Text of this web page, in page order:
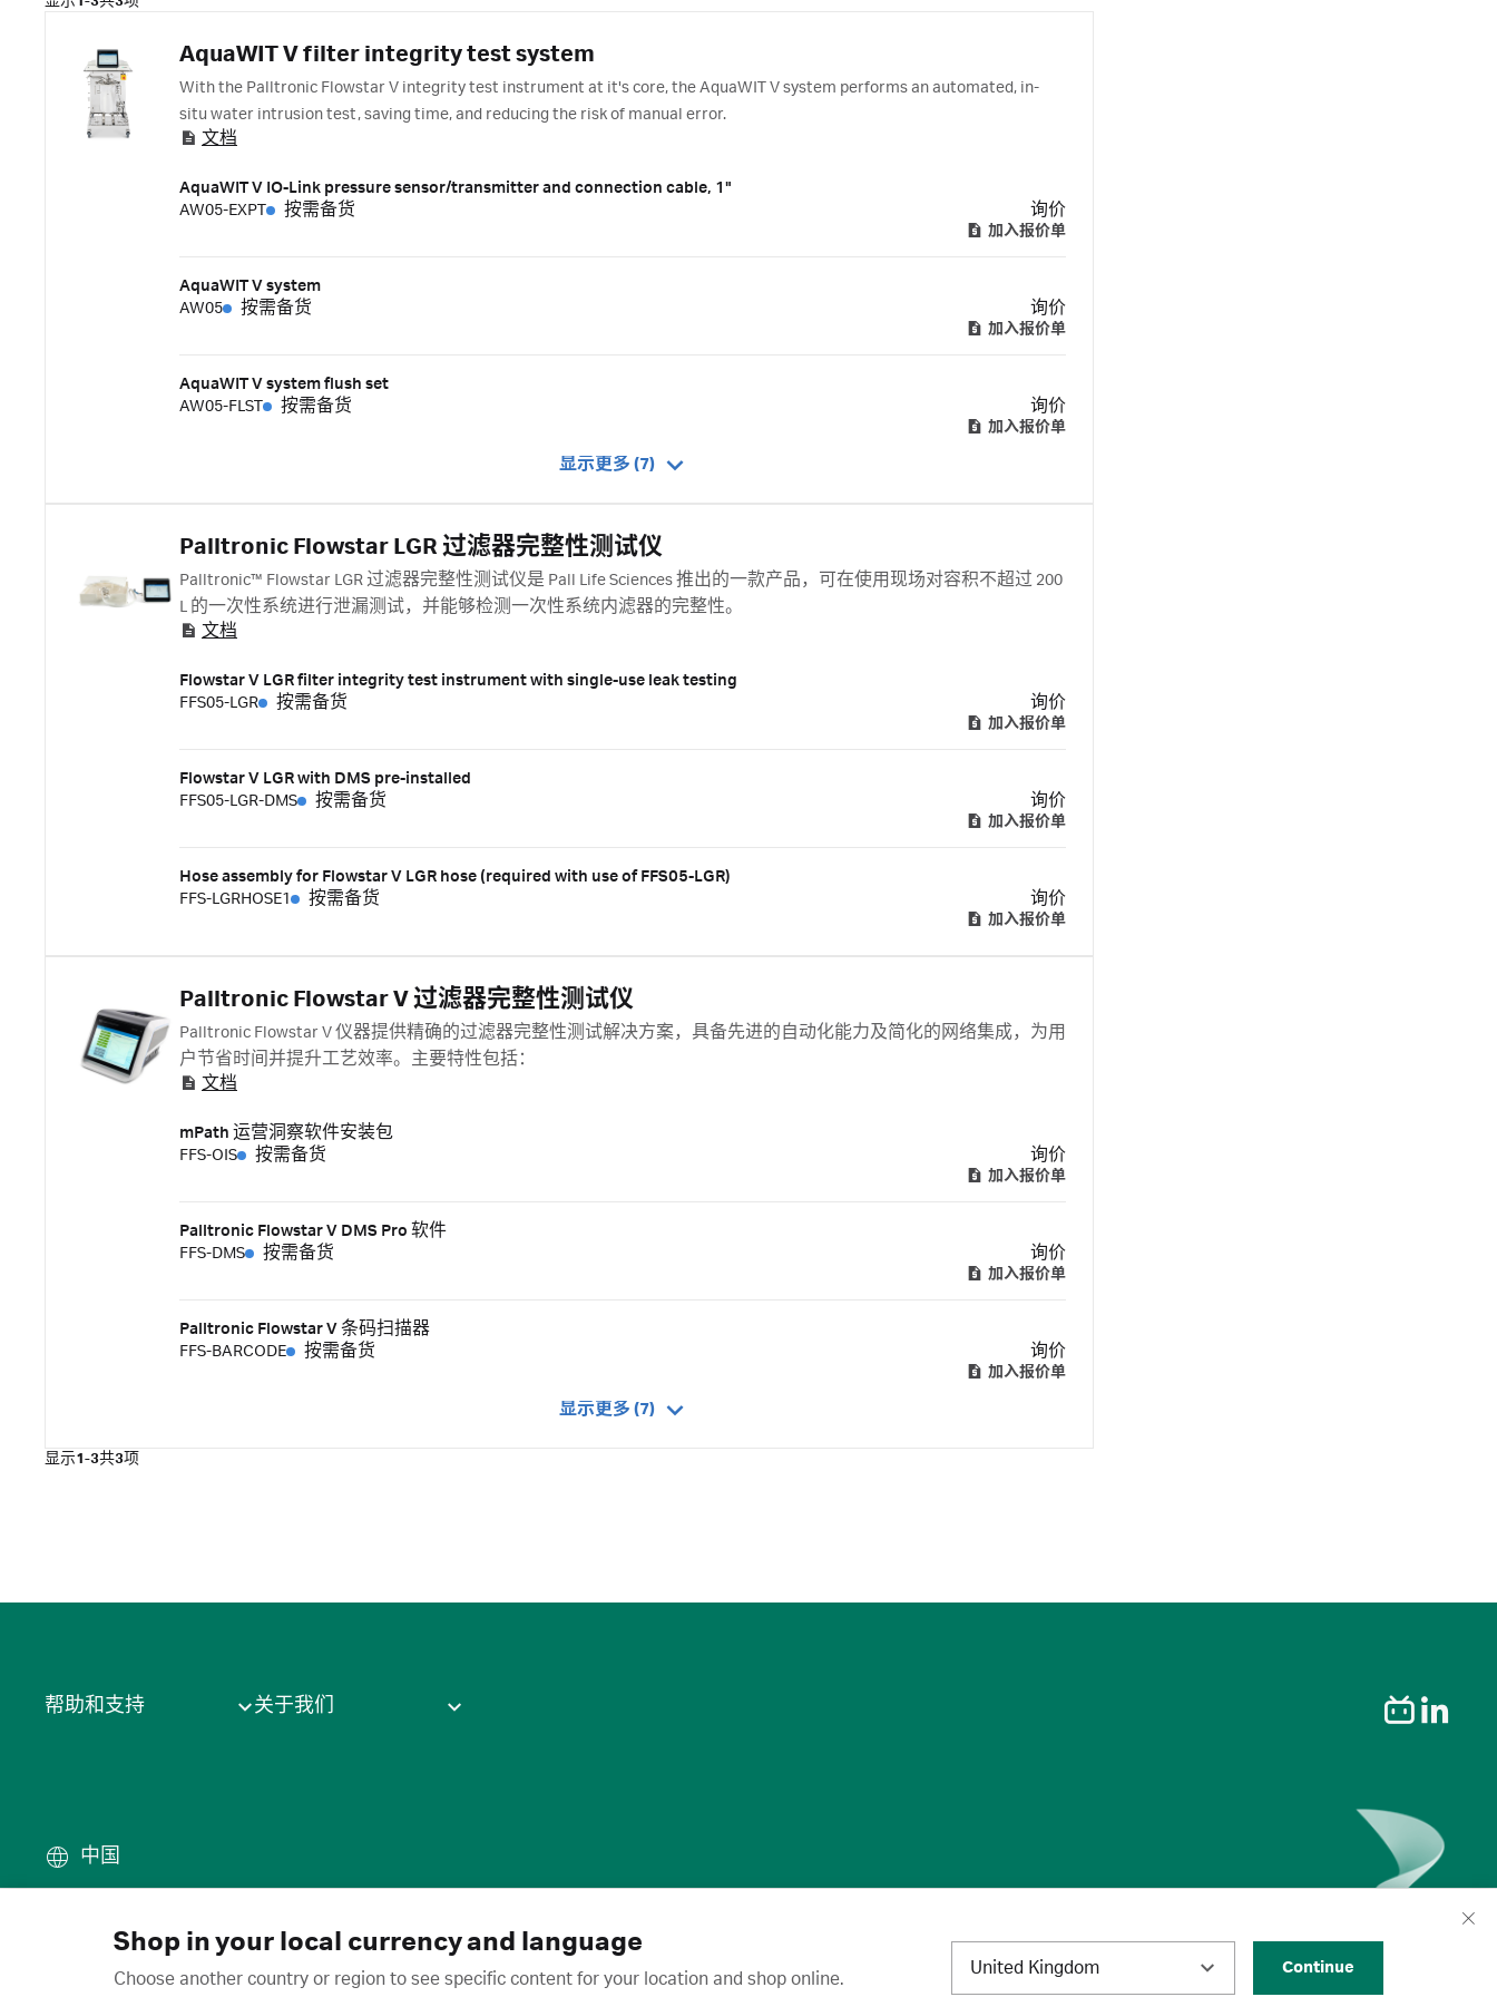
Shop in your local currency and language
Choose another country or region to see specific content for your location and shop online.
United Kingdom Continue
AquaWIT V filter integrity test system
With the Palltronic Flowstar V integrity test instrument at it's core, the AquaWIT V system performs an automated, in-
situ water intrusion test, saving time, and reducing the risk of manual error.
文档
AquaWIT V IO-Link pressure sensor/transmitter and connection cable, 1"
AW05-EXPT
按需备货 询价
加入报价单
AquaWIT V system
AW05
按需备货 询价
加入报价单
AquaWIT V system flush set
AW05-FLST
按需备货 询价
加入报价单
显示更多 (7)
Palltronic Flowstar LGR 过滤器完整性测试仪
Palltronic™ Flowstar LGR 过滤器完整性测试仪是 Pall Life Sciences 推出的一款产品，可在使用现场对容积不超过 200
L 的一次性系统进行泄漏测试，并能够检测一次性系统内滤器的完整性。
文档
Flowstar V LGR filter integrity test instrument with single-use leak testing
FFS05-LGR
按需备货 询价
加入报价单
Flowstar V LGR with DMS pre-installed
FFS05-LGR-DMS
按需备货 询价
加入报价单
Hose assembly for Flowstar V LGR hose (required with use of FFS05-LGR)
FFS-LGRHOSE1
按需备货 询价
加入报价单
Palltronic Flowstar V 过滤器完整性测试仪
Palltronic Flowstar V 仪器提供精确的过滤器完整性测试解决方案，具备先进的自动化能力及简化的网络集成，为用
户节省时间并提升工艺效率。主要特性包括：
文档
mPath 运营洞察软件安装包
FFS-OIS
按需备货 询价
加入报价单
Palltronic Flowstar V DMS Pro 软件
FFS-DMS
按需备货 询价
加入报价单
Palltronic Flowstar V 条码扫描器
FFS-BARCODE
按需备货 询价
加入报价单
显示更多 (7)
显示1-3共3项
帮助和支持 关于我们
中国
隐私政策 ·